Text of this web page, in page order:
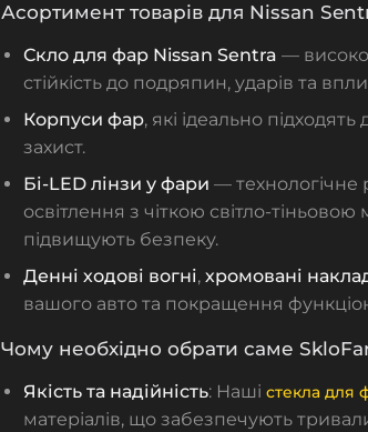
Асортимент товарів для Nissan
Скло для фар Nissan Sentra —
стійкість до подряпин, ударів та
Корпуси фар, які ідеально
захист.
Бі-LED лінзи у фари — технологічне
освітлення з чіткою світло-
підвищують безпеку.
Денні ходові вогні, хромовані
вашого авто та покращення
Чому необхідно обрати саме
Якість та надійність: Наші стекла для
матеріалів, що забезпечують